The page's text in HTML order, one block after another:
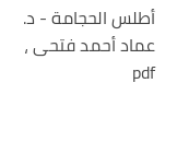
أطلس الحجامة - د.
عماد أحمد فتحى ،
pdf